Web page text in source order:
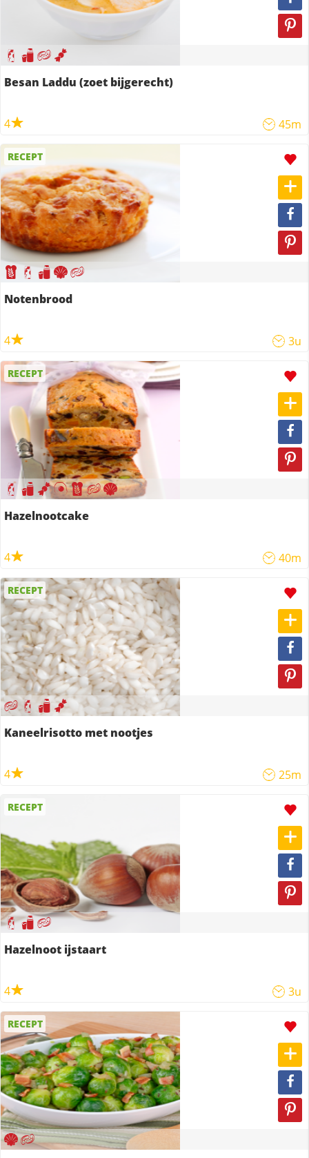
Besan Laddu (zoet bijgerecht)
4 45m
RECEPT
Notenbrood
4 3u
RECEPT
Hazelnootcake
4 40m
RECEPT
Kaneelrisotto met nootjes
4 25m
RECEPT
Hazelnoot ijstaart
4 3u
RECEPT